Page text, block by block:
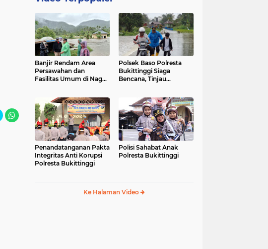
Banjir Rendam Area
Persawahan dan
Fasilitas Umum di Nagari
Polsek Baso Polresta
Bukittinggi Siaga
Bencana, Tinjau
Penandatanganan Pakta
Integritas Anti Korupsi
Polresta Bukittinggi
Polisi Sahabat Anak
Polresta Bukittinggi
Ke Halaman Video